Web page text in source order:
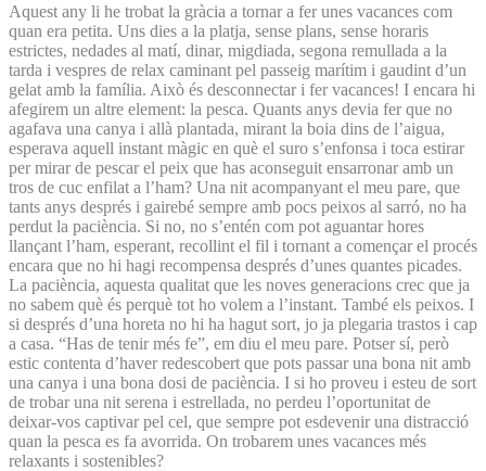
Aquest any li he trobat la gràcia a tornar a fer unes vacances com
quan era petita. Uns dies a la platja, sense plans, sense horaris
estrictes, nedades al matí, dinar, migdiada, segona remullada a la
tarda i vespres de relax caminant pel passeig marítim i gaudint d’un
gelat amb la família. Això és desconnectar i fer vacances! I encara hi
afegirem un altre element: la pesca. Quants anys devia fer que no
agafava una canya i allà plantada, mirant la boia dins de l’aigua,
esperava aquell instant màgic en què el suro s’enfonsa i toca estirar
per mirar de pescar el peix que has aconseguit ensarronar amb un
tros de cuc enfilat a l’ham? Una nit acompanyant el meu pare, que
tants anys després i gairebé sempre amb pocs peixos al sarró, no ha
perdut la paciència. Si no, no s’entén com pot aguantar hores
llançant l’ham, esperant, recollint el fil i tornant a començar el procés
encara que no hi hagi recompensa després d’unes quantes picades.
La paciència, aquesta qualitat que les noves generacions crec que ja
no sabem què és perquè tot ho volem a l’instant. També els peixos. I
si després d’una horeta no hi ha hagut sort, jo ja plegaria trastos i cap
a casa. “Has de tenir més fe”, em diu el meu pare. Potser sí, però
estic contenta d’haver redescobert que pots passar una bona nit amb
una canya i una bona dosi de paciència. I si ho proveu i esteu de sort
de trobar una nit serena i estrellada, no perdeu l’oportunitat de
deixar-vos captivar pel cel, que sempre pot esdevenir una distracció
quan la pesca es fa avorrida. On trobarem unes vacances més
relaxants i sostenibles?